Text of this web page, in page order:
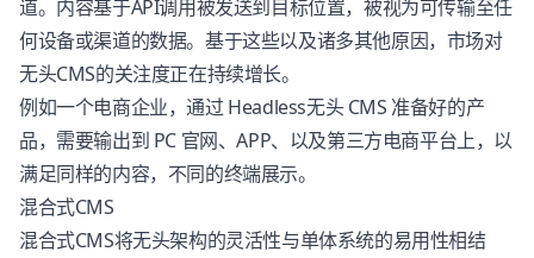
道。内容基于API调用被发送到目标位置，被视为可传输至任
何设备或渠道的数据。基于这些以及诸多其他原因，市场对
无头CMS的关注度正在持续增长。
例如一个电商企业，通过 Headless无头 CMS 准备好的产
品，需要输出到 PC 官网、APP、以及第三方电商平台上，以
满足同样的内容，不同的终端展示。
混合式CMS
混合式CMS将无头架构的灵活性与单体系统的易用性相结